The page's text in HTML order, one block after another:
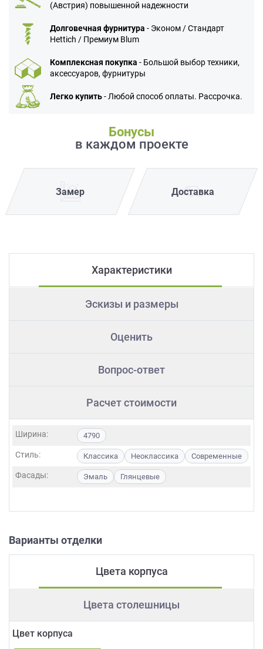
(Австрия) повышенной надежности
Долговечная фурнитура - Эконом / Стандарт
Hettich / Премиум Blum
Комплексная покупка - Большой выбор техники,
аксессуаров, фурнитуры
Легко купить- Любой способ оплаты. Рассрочка.
Бонусы
в каждом проекте
Замер Доставка
Характеристики
Эскизы и размеры
Оценить
Вопрос-ответ
Расчет стоимости
Ширина: 4790
Стиль: Классика Неоклассика Современные
Фасады: Эмаль Глянцевые
Варианты отделки
Цвета корпуса
Цвета столешницы
Цвет корпуса